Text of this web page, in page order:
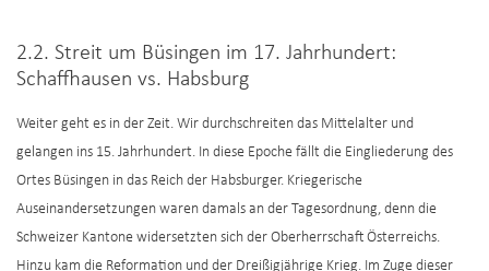
2.2. Streit um Büsingen im 17. Jahrhundert:
Schaffhausen vs. Habsburg
Weiter geht es in der Zeit. Wir durchschreiten das Mittelalter und
gelangen ins 15. Jahrhundert. In diese Epoche fällt die Eingliederung des
Ortes Büsingen in das Reich der Habsburger. Kriegerische
Auseinandersetzungen waren damals an der Tagesordnung, denn die
Schweizer Kantone widersetzten sich der Oberherrschaft Österreichs.
Hinzu kam die Reformation und der Dreißigjährige Krieg. Im Zuge dieser